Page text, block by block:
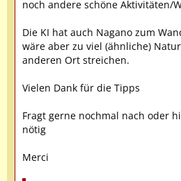
noch andere schöne Aktivitäten/
Die KI hat auch Nagano zum
wäre aber zu viel (ähnliche)
anderen Ort streichen.
Vielen Dank für die Tipps
Fragt gerne nochmal nach oder
nötig
Merci